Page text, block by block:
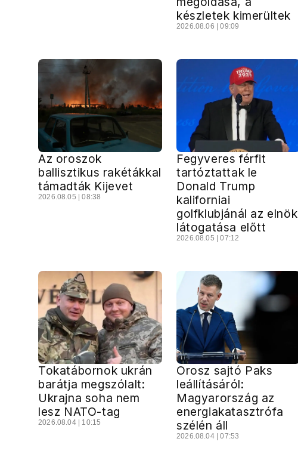
készletek kimerültek
2026.08.06 | 09:09
Az oroszok
ballisztikus rakétákkal
támadták Kijevet
2026.08.05 | 08:38
Fegyveres férfit
tartóztattak le
Donald Trump
kaliforniai
golfklubjánál az elnök
látogatása előtt
2026.08.05 | 07:12
Tokatábornok ukrán
barátja megszólalt:
Ukrajna soha nem
lesz NATO-tag
2026.08.04 | 10:15
Orosz sajtó Paks
leállításáról:
Magyarország az
energiakatasztrófa
szélén áll
2026.08.04 | 07:53